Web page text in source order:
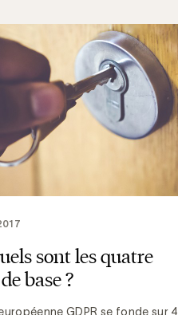
sont les quatre
base ?
GDPR se fonde sur 4